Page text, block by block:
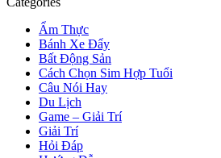
Ẩm Thực
Bánh Xe Đẩy
Bất Động Sản
Cách Chọn Sim Hợp Tuổi
Câu Nói Hay
Du Lịch
Game – Giải Trí
Giải Trí
Hỏi Đáp